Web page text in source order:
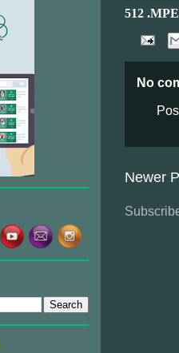
512
No
Newer